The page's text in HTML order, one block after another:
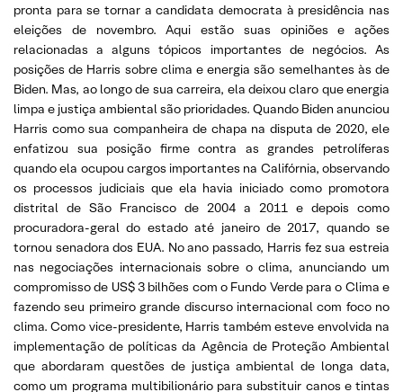
pronta para se tornar a candidata democrata à presidência nas
eleições de novembro. Aqui estão suas opiniões e ações
relacionadas a alguns tópicos importantes de negócios. As
posições de Harris sobre clima e energia são semelhantes às de
Biden. Mas, ao longo de sua carreira, ela deixou claro que energia
limpa e justiça ambiental são prioridades. Quando Biden anunciou
Harris como sua companheira de chapa na disputa de 2020, ele
enfatizou sua posição firme contra as grandes petrolíferas
quando ela ocupou cargos importantes na Califórnia, observando
os processos judiciais que ela havia iniciado como promotora
distrital de São Francisco de 2004 a 2011 e depois como
procuradora-geral do estado até janeiro de 2017, quando se
tornou senadora dos EUA. No ano passado, Harris fez sua estreia
nas negociações internacionais sobre o clima, anunciando um
compromisso de US$ 3 bilhões com o Fundo Verde para o Clima e
fazendo seu primeiro grande discurso internacional com foco no
clima. Como vice-presidente, Harris também esteve envolvida na
implementação de políticas da Agência de Proteção Ambiental
que abordaram questões de justiça ambiental de longa data,
como um programa multibilionário para substituir canos e tintas